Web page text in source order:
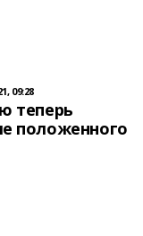
09:28
теперь
положенного